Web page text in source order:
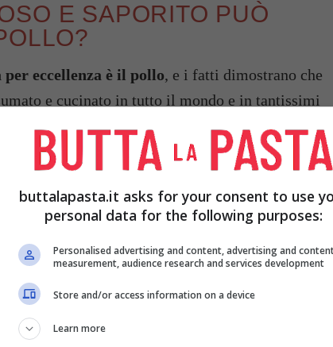
E SAPORITO PUÒ
eccellenza è il pollo, e i fatti dimostrano che
e cucinato in tutto il mondo e in tantissimi
il gusto e saper stupire all’occorrenza
ospiti da soddisfare e coccolare.
buttalapasta.it asks for your consent to use
personal data for the following purposes:
Personalised advertising and content, advertising and
measurement, audience research and services development
Store and/or access information on a device
Learn more